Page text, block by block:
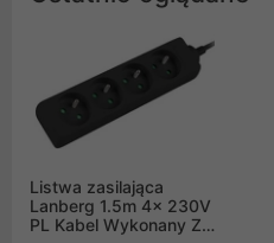
Listwa zasilająca
Lanberg 1.5m 4x 230V
PL Kabel Wykonany Z